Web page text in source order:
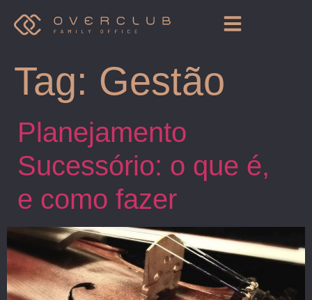
Tag: Gestão
Planejamento
Sucessório: o que é,
e como fazer